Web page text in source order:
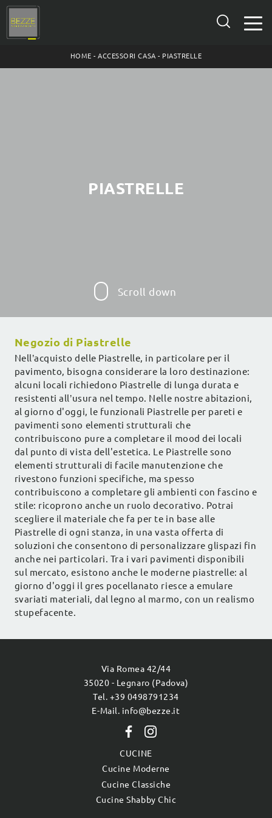
HOME -ACCESSORI CASA - PIASTRELLE
PIASTRELLE
Scroll down
Negozio di Piastrelle
Nell’acquisto delle Piastrelle, in particolare per il
pavimento, bisogna considerare la loro destinazione:
alcuni locali richiedono Piastrelle di lunga durata e
resistenti all’usura nel tempo. Nelle nostre abitazioni,
al giorno d'oggi, le funzionali Piastrelle per pareti e
pavimenti sono elementi strutturali che
contribuiscono pure a completare il mood dei locali
dal punto di vista dell'estetica. Le Piastrelle sono
elementi strutturali di facile manutenzione che
rivestono funzioni specifiche, ma spesso
contribuiscono a completare gli ambienti con fascino e
stile: ricoprono anche un ruolo decorativo. Potrai
scegliere il materiale che fa per te in base alle
Piastrelle di ogni stanza, in una vasta offerta di
soluzioni che consentono di personalizzare glispazi fin
anche nei particolari. Tra i vari pavimenti disponibili
sul mercato, esistono anche le moderne piastrelle: al
giorno d'oggi il gres pocellanato riesce a emulare
svariati materiali, dal legno al marmo, con un realismo
stupefacente.
Via Romea 42/44
35020 - Legnaro (Padova)
Tel. +39 0498791234
E-Mail. info@bezze.it
CUCINE
Cucine Moderne
Cucine Classiche
Cucine Shabby Chic